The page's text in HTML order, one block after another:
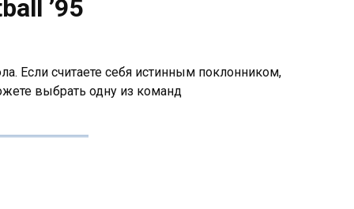
’95
Если считаете себя истинным поклонником,
выбрать одну из команд